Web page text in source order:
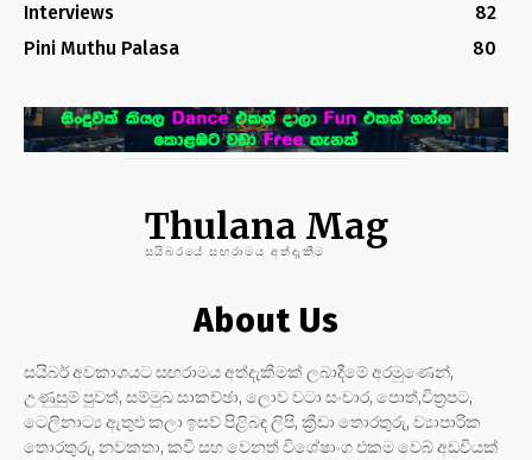
Interviews
82
Pini Muthu Palasa
80
Thulana Mag
සයිබරයේ සඟරාමය අත්දැකීම
About Us
සයිබර් අවකාශයට සඟරාමය අත්දැකීමක් ලබාදීමේ අරමුණෙන්,
උණුසුම් පුවත්, සම්මුඛ සාකච්ඡා, ලොව වටා සංචාර, පොත්,චිත්‍රපට,
ටෙලිනාට්‍ය ඇතුළු කලා ඉසව් පිළිබඳ ලිපි, ක්‍රීඩා තොරතුරු, ව්‍යාපාරික
තොරතුරු, නවකතා, කවි සහ වෙනත් විශේෂාංග එකම වෙබ් අඩවියක්